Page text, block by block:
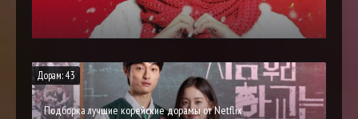
Дорам: 43
Подборка лучшие корейские дорамы от Netflix